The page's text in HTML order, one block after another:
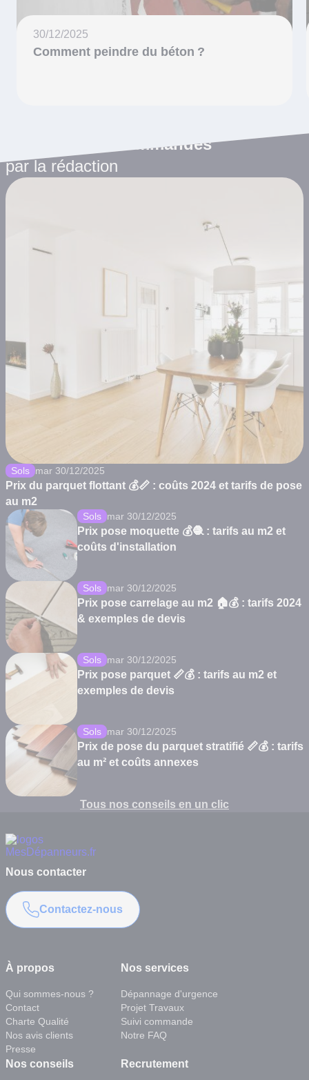
30/12/2025
Comment peindre du béton ?
Les articles recommandés
par la rédaction
Sols mar 30/12/2025
Prix du parquet flottant 💰📏 : coûts 2024 et tarifs de pose
au m2
Sols mar 30/12/2025
Prix pose moquette 💰🧶 : tarifs au m2 et
coûts d'installation
Sols mar 30/12/2025
Prix pose carrelage au m2 🏠💰 : tarifs 2024
& exemples de devis
Sols mar 30/12/2025
Prix pose parquet 📏💰 : tarifs au m2 et
exemples de devis
Sols mar 30/12/2025
Prix de pose du parquet stratifié 📏💰 : tarifs
au m² et coûts annexes
Tous nos conseils en un clic
À propos
Qui sommes-nous ?
Contact
Charte Qualité
Nos avis clients
Presse
Nos services
Dépannage d'urgence
Projet Travaux
Suivi commande
Notre FAQ
Nos conseils Recrutement
Nous contacter
Contactez-nous